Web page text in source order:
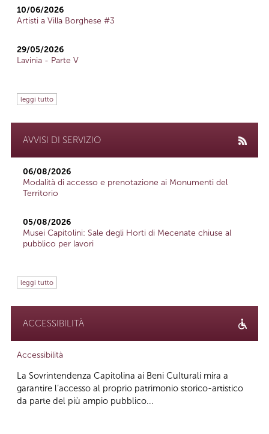
10/06/2026
Artisti a Villa Borghese #3
29/05/2026
Lavinia - Parte V
leggi tutto
AVVISI DI SERVIZIO
06/08/2026
Modalità di accesso e prenotazione ai Monumenti del
Territorio
05/08/2026
Musei Capitolini: Sale degli Horti di Mecenate chiuse al
pubblico per lavori
leggi tutto
ACCESSIBILITÀ
Accessibilità
La Sovrintendenza Capitolina ai Beni Culturali mira a
garantire l’accesso al proprio patrimonio storico-artistico
da parte del più ampio pubblico...